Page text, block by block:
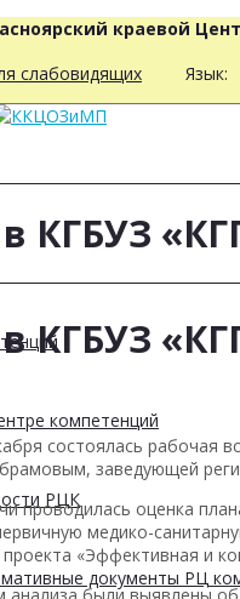
краевой
слабовидящих Язык:
компетенций
РЦК
документы РЦ
КГБУЗ
КГБУЗ
состоялась рабочая
заведующей
проводилась оценка
медико-
«Эффективная и